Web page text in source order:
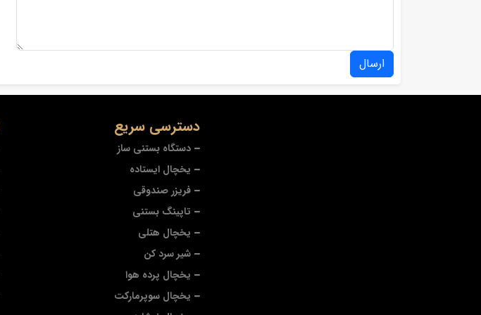
ارسال
دسترسی سریع
دستگاه بستنی ساز
یخچال ایستاده
فریزر صندوقی
تاپینگ بستنی
یخچال هتلی
شیر سرد کن
یخچال پرده هوا
یخچال سوپرمارکت